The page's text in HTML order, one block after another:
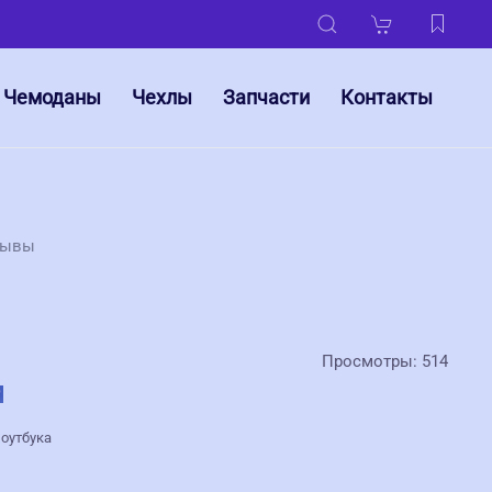
Чемоданы Чехлы Запчасти Контакты
Просмотры: 514